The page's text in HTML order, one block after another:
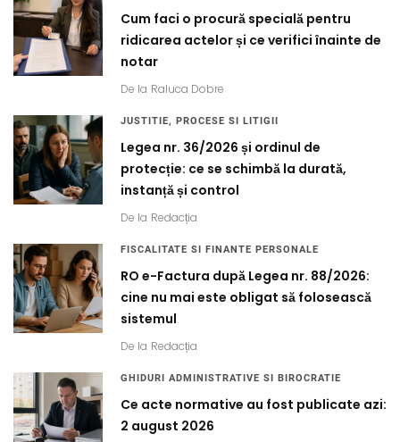
Cum faci o procură specială pentru
ridicarea actelor și ce verifici înainte de
notar
De la Raluca Dobre
JUSTITIE, PROCESE SI LITIGII
Legea nr. 36/2026 și ordinul de
protecție: ce se schimbă la durată,
instanță și control
De la Redacția
FISCALITATE SI FINANTE PERSONALE
RO e-Factura după Legea nr. 88/2026:
cine nu mai este obligat să folosească
sistemul
De la Redacția
GHIDURI ADMINISTRATIVE SI BIROCRATIE
Ce acte normative au fost publicate azi:
2 august 2026